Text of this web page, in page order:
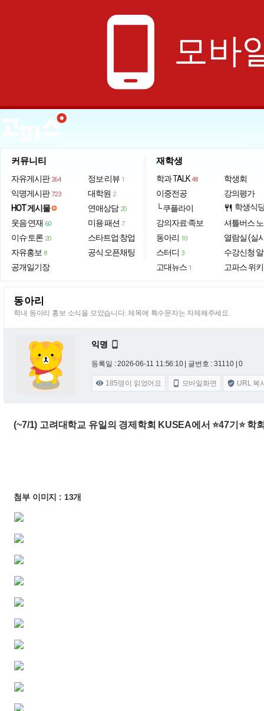
phone_android 모바
커뮤니티
자유게시판 264
익명게시판 723
HOT 게시물
웃음·연재 60
이슈·토론 20
자유홍보 8
공개일기장
정보·리뷰 1
대학원 2
연애상담 20
미용·패션 7
스타트업·창업
공식 오픈채팅
재학생
학과 TALK 48
이중전공
└ 쿠플라이
강의자료·족보
동아리 10
스터디 3
고대뉴스 1
학생회
강의평가
restaurant 학생식
셔틀버스
열람실 (실
수강신청
고파스 위키
동아리
학내 동아리 홍보 소식을 모았습니다. 제목에 특수문자는 자제해주세요.
익명 
등록일 : 2026-06-11 11:56:10 | 글번호 : 31110 | 0
 185명이 읽었어요  모바일화면  URL 복
(~7/1) 고려대학교 유일의 경제학회 KUSEA에서 ⭐️47기⭐️ 학
첨부 이미지 : 13개